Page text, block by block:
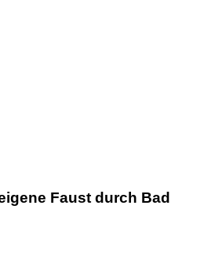
Faust durch Bad